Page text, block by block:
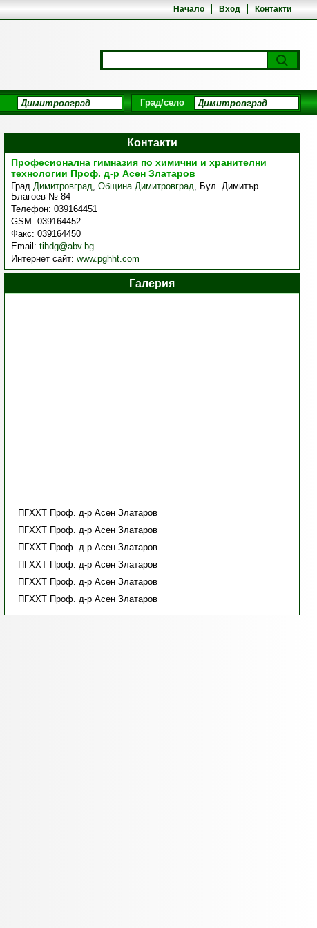
Начало Вход Контакти
Град/село
Контакти
Професионална гимназия по химични и хранителни
технологии Проф. д-р Асен Златаров
Град Димитровград, Община Димитровград, Бул. Димитър
Благоев № 84
Телефон: 039164451
GSM: 039164452
Факс: 039164450
Email: tihdg@abv.bg
Интернет сайт: www.pghht.com
Галерия
ПГХХТ Проф. д-р Асен Златаров
ПГХХТ Проф. д-р Асен Златаров
ПГХХТ Проф. д-р Асен Златаров
ПГХХТ Проф. д-р Асен Златаров
ПГХХТ Проф. д-р Асен Златаров
ПГХХТ Проф. д-р Асен Златаров